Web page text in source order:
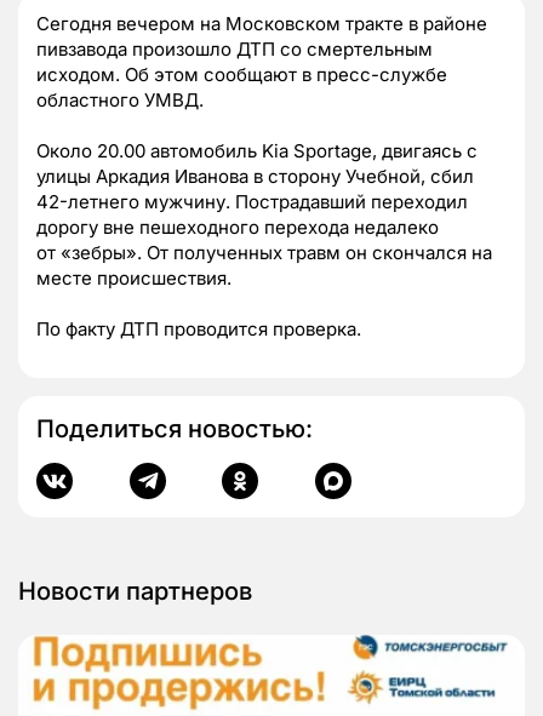
Сегодня вечером на Московском тракте в районе
пивзавода произошло ДТП со смертельным
исходом. Об этом сообщают в пресс-службе
областного УМВД.
Около 20.00 автомобиль Kia Sportage, двигаясь с
улицы Аркадия Иванова в сторону Учебной, сбил
42-летнего мужчину. Пострадавший переходил
дорогу вне пешеходного перехода недалеко
от «зебры». От полученных травм он скончался на
месте происшествия.
По факту ДТП проводится проверка.
Поделиться новостью:
Новости партнеров